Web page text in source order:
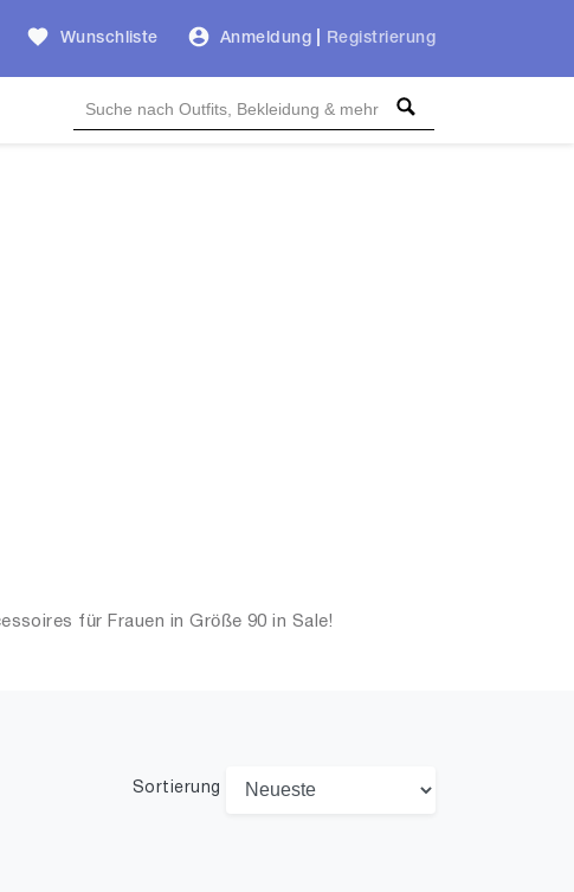
Wunschliste Anmeldung Registrierung
für Frauen in Größe 90 in Sale!
Sortierung